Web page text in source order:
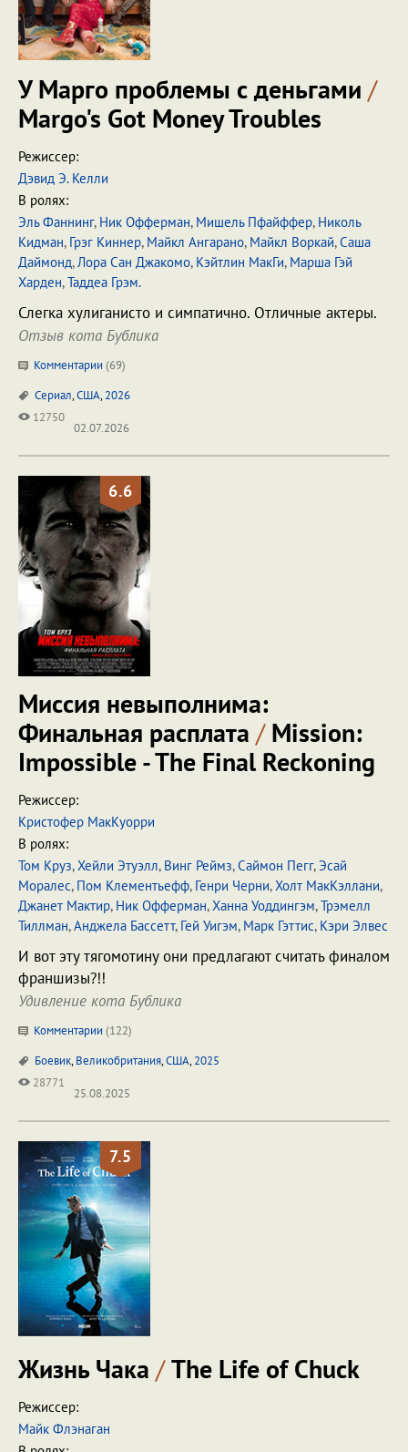
У Марго проблемы с деньгами /
Margo's Got Money Troubles
Режиссер:
Дэвид Э. Келли
В ролях:
Эль Фаннинг, Ник Офферман, Мишель Пфайффер, Николь
Кидман, Грэг Киннер, Майкл Ангарано, Майкл Воркай,Саша
Даймонд,Лора Сан Джакомо, Кэйтлин МакГи, Марша Гэй
Харден,Таддеа Грэм.
Слегка хулиганисто и симпатично. Отличные актеры.
Отзыв кота Бублика
Комментарии (69)
Сериал,США,2026
12750
02.07.2026
6.6
Миссия невыполнима:
Финальная расплата /Mission:
Impossible - The Final Reckoning
Режиссер:
Кристофер МакКуорри
В ролях:
Том Круз,Хейли Этуэлл, Винг Реймз,Саймон Пегг,Эсай
Моралес, Пом Клементьефф, Генри Черни,Холт МакКэллани,
Джанет Мактир, Ник Офферман,Ханна Уоддингэм,Трэмелл
Тиллман,Анджела Бассетт, Гей Уигэм, Марк Гэттис, Кэри Элвес
И вот эту тягомотину они предлагают считать финалом
франшизы?!!
Удивление кота Бублика
Комментарии (122)
Боевик,Великобритания,США,2025
28771
25.08.2025
7.5
Жизнь Чака /The Life of Chuck
Режиссер:
Майк Флэнаган